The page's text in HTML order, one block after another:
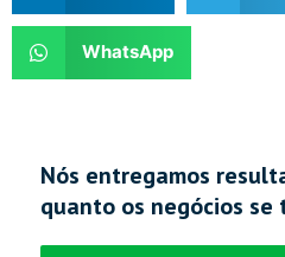
WhatsApp
Nós entregamos
quanto os negócios se